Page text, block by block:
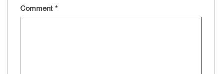
Comment *